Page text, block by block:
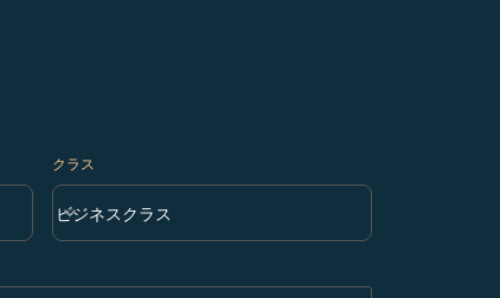
クラス
クラス option ビジネスクラス Selected
ビジネスクラス
keyboard_arrow_down